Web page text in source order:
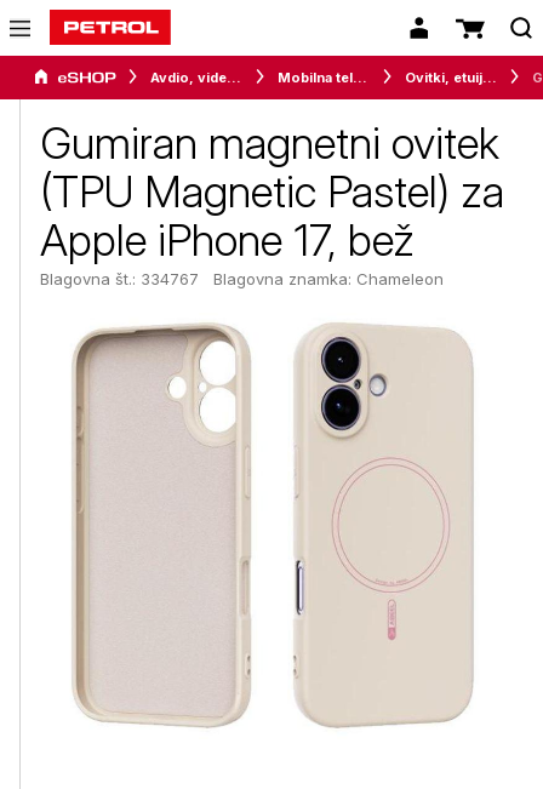
Avdio, video in telefonija Mobilna telefonija Ovitki, etuiji, torbice in držala
Gumiran magnetni ovitek
(TPU Magnetic Pastel) za
Apple iPhone 17, bež
Blagovna št.: 334767 Blagovna znamka: Chameleon